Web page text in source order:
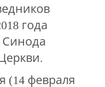
года
(14 февраля